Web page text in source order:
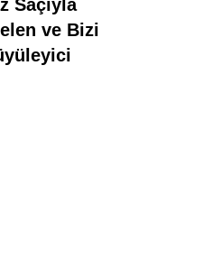
Saçıyla
ve Bizi